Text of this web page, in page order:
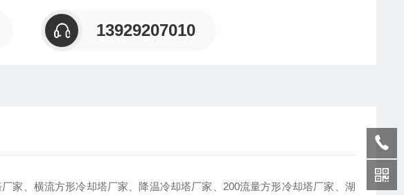
13929207010
厂家、横流方形冷却塔厂家、降温冷却塔厂家、200流量方形冷却塔厂家、湖